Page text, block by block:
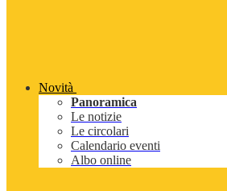
Novità
Panoramica
Le notizie
Le circolari
Calendario eventi
Albo online